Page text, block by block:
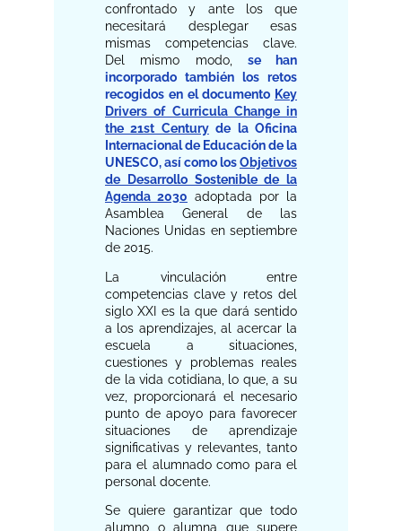
confrontado y ante los que
necesitará desplegar esas
mismas competencias clave.
Del mismo modo, se han
incorporado también los retos
recogidos en el documento Key
Drivers of Curricula Change in
the 21st Centuryde la Oficina
Internacional de Educación de la
UNESCO, así como losObjetivos
de Desarrollo Sostenible de la
Agenda 2030 adoptada por la
Asamblea General de las
Naciones Unidas en septiembre
de 2015.
La vinculación entre
competencias clave y retos del
siglo XXI es la que dará sentido
a los aprendizajes, al acercar la
escuela a situaciones,
cuestiones y problemas reales
de la vida cotidiana, lo que, a su
vez, proporcionará el necesario
punto de apoyo para favorecer
situaciones de aprendizaje
significativas y relevantes, tanto
para el alumnado como para el
personal docente.
Se quiere garantizar que todo
alumno o alumna que supere